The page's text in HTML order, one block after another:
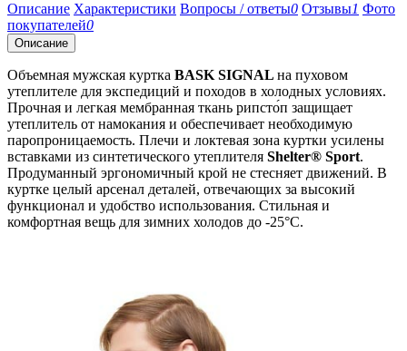
Описание Характеристики Вопросы / ответы0 Отзывы1 Фото
покупателей0
Описание
Объемная мужская куртка BASK SIGNAL на пуховом
утеплителе для экспедиций и походов в холодных условиях.
Прочная и легкая мембранная ткань рипсто́п защищает
утеплитель от намокания и обеспечивает необходимую
паропроницаемость. Плечи и локтевая зона куртки усилены
вставками из синтетического утеплителя Shelter® Sport.
Продуманный эргономичный крой не стесняет движений. В
куртке целый арсенал деталей, отвечающих за высокий
функционал и удобство использования. Стильная и
комфортная вещь для зимних холодов до -25°C.